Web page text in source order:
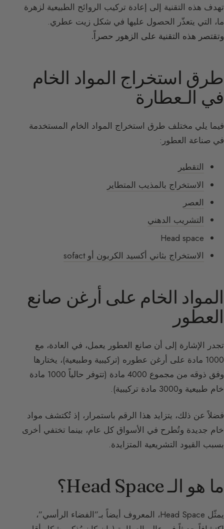
تهدف هذه التقنية إلى إعادة تركيب الروائح الطبيعية لزهرة
ما، التي يتعذّر الحصول عليها في شكل زيت عطري.
وتقتصر هذه التقنية على الزهور حصراً.
طرق استخراج المواد الخام
في الـعطارة
فيما يلي مختلف طرق استخراج المواد الخام المستخدمة
في صناعة العطور:
التقطير
الاستخراج بالمذيب المتطاير
العصر
التشريب الدهني
Head space
الاستخراج بثاني أكسيد الكربون أو sofact
المواد الخام على أرغن صانع
العطور
تجدر الإشارة إلى أن صانع العطور يعمل، في العادة، مع
1000 مادة على أرغن عطوره (تركيبية وطبيعية)، يختارها
وفق ذوقه من مجموع 4000 مادة (تتوفر حالياً 1000 مادة
خام طبيعية و3000 مادة تركيبية).
فضلاً عن ذلك، يتزايد هذا الرقم باستمرار، إذ تُكتشف مواد
خام جديدة وتُطرح في الأسواق كل عام، بينما تختفي أخرى
بسبب القيود التشريعية المتزايدة.
ما هو الـ Head Space؟
يمثّل Head Space، المعروف أيضاً بـ”الفضاء الرأسي”،